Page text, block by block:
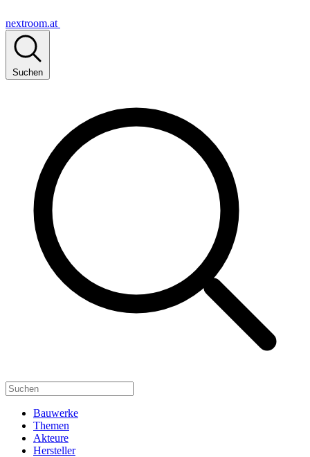
nextroom.at
Suchen
Bauwerke
Themen
Akteure
Hersteller